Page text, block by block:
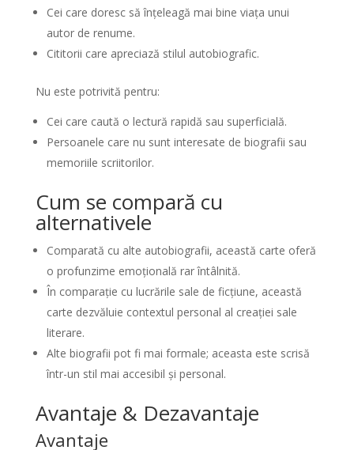
Cei care doresc să înțeleagă mai bine viața unui
autor de renume.
Cititorii care apreciază stilul autobiografic.
Nu este potrivită pentru:
Cei care caută o lectură rapidă sau superficială.
Persoanele care nu sunt interesate de biografii sau
memoriile scriitorilor.
Cum se compară cu
alternativele
Comparată cu alte autobiografii, această carte oferă
o profunzime emoțională rar întâlnită.
În comparație cu lucrările sale de ficțiune, această
carte dezvăluie contextul personal al creației sale
literare.
Alte biografii pot fi mai formale; aceasta este scrisă
într-un stil mai accesibil și personal.
Avantaje & Dezavantaje
Avantaje